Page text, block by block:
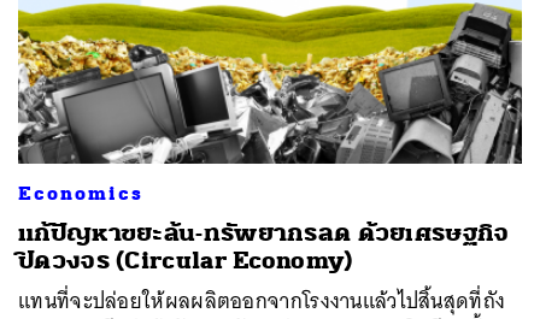
Economics
แก้ปัญหาขยะล้น-ทรัพยากรลด ด้วยเศรษฐกิจ
ปิดวงจร (Circular Economy)
แทนที่จะปล่อยให้ผลผลิตออกจากโรงงานแล้วไปสิ้นสุดที่ถัง